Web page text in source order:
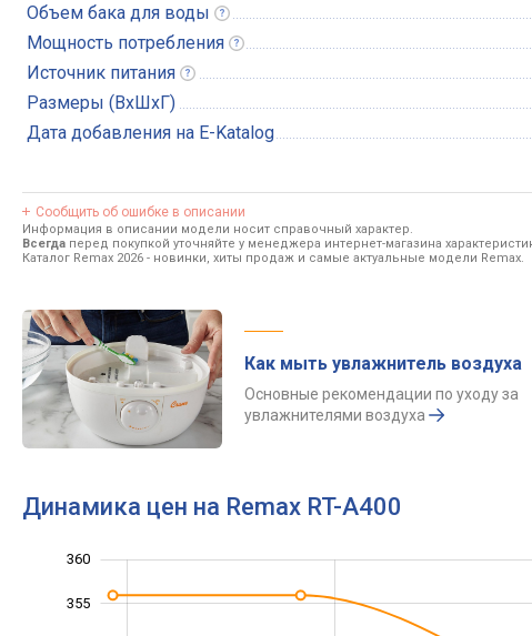
Объем бака для воды
Мощность потребления
Источник питания
Размеры (ВхШхГ)
Дата добавления на E-Katalog
Сообщить об ошибке в описании
Информация в описании модели носит справочный характер.
Всегда перед покупкой уточняйте у менеджера интернет-магазина
Каталог Remax 2026 - новинки, хиты продаж и самые актуальные модели Remax.
Как мыть увлажнитель воздуха
Основные рекомендации по уходу за
увлажнителями воздуха
Динамика цен на Remax RT-A400
355
360